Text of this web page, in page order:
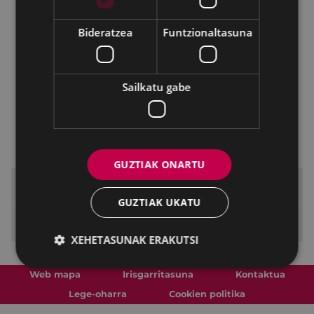
Erabiltzaileen betebeharrak
Ikasleek parte hartzeko bideak
Araudia eta legeak
2026-2027 Ikasturterako matrikulazioa
Dantza Eskola
Web mapa Irisgarritasuna
Kontaktua
Lege-oharra
Cookien politika
Bideratzea Funtzionaltasuna
Sailkatu gabe
GUZTIAK ONARTU
GUZTIAK UKATU
XEHETASUNAK ERAKUTSI